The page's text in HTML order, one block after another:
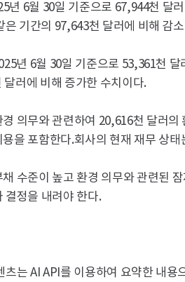
년 6월 30일 기준으로 67,944천 달
은 기간의 97,643천 달러에 비해 감
년 6월 30일 기준으로 53,361천
달러에 비해 증가한 수치이다.
의무와 관련하여 20,616천 달러
을 포함한다.회사의 현재 재무 상
채 수준이 높고 환경 의무와 관련된
결정을 내려야 한다.
는 AI API를 이용하여 요약한 내용